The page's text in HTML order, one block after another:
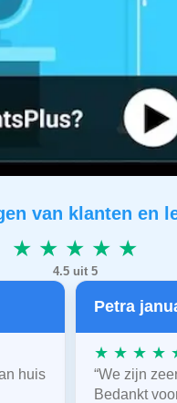
van klanten en
★ ★ ★ ★ ★
4.5 uit 5
huis
Petra
★ ★ ★ ★
“We zijn
Bedankt